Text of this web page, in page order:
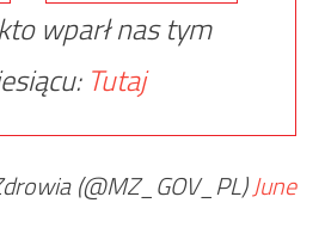
wparł nas tym
Tutaj
(@MZ_GOV_PL)June